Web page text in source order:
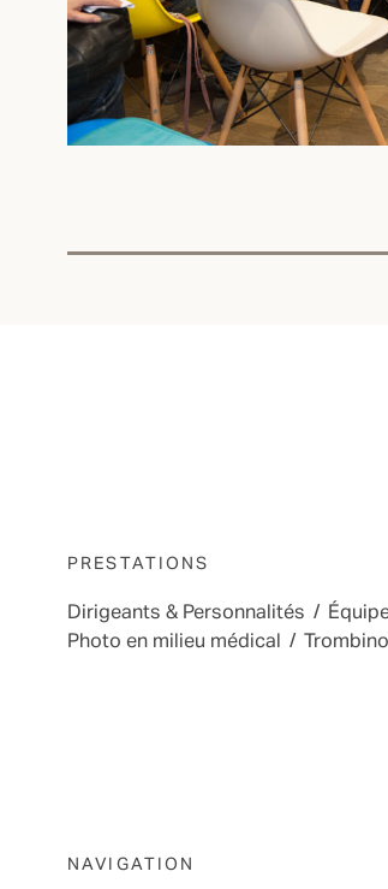
PRESTATIONS
Dirigeants & Personnalités /
Photo en milieu médical
/
NAVIGATION